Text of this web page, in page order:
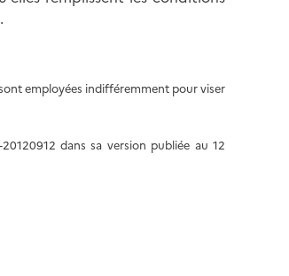
.
employées indifféremment pour viser
dans sa version publiée au 12